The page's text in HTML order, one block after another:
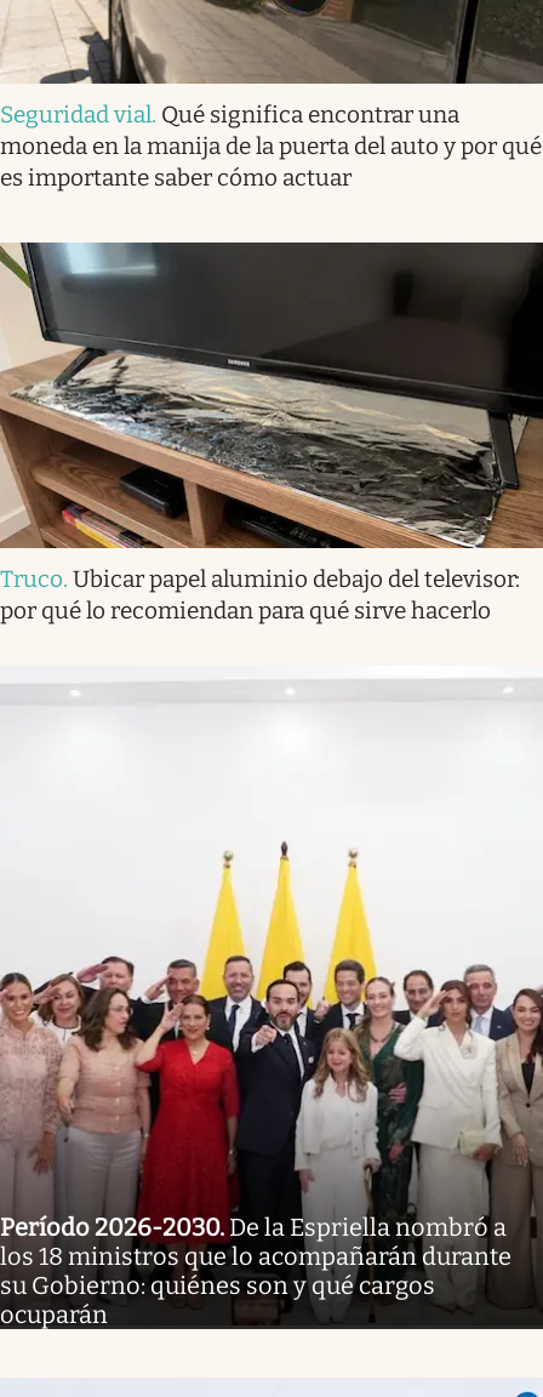
Seguridad vial. Qué significa encontrar una
moneda en la manija de la puerta del auto y por qué
es importante saber cómo actuar
Truco. Ubicar papel aluminio debajo del televisor:
por qué lo recomiendan para qué sirve hacerlo
Período 2026-2030. De la Espriella nombró a
los 18 ministros que lo acompañarán durante
su Gobierno: quiénes son y qué cargos
ocuparán